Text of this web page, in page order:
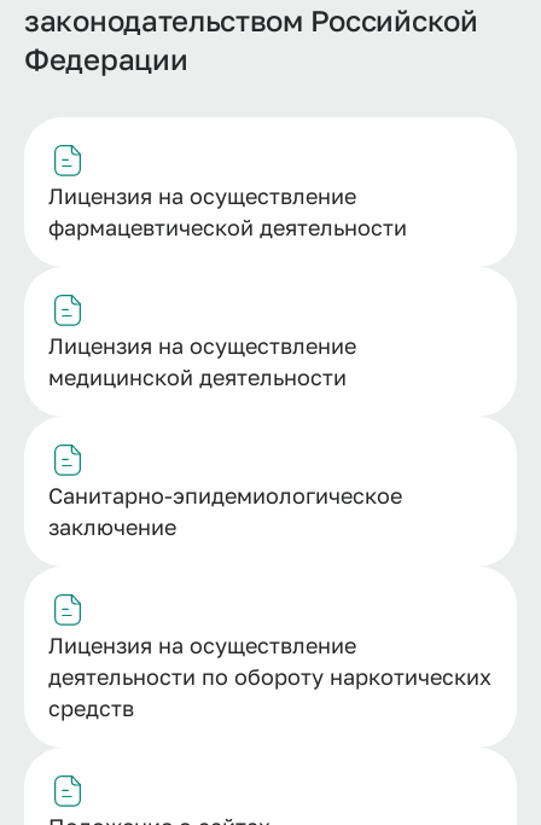
законодательством Российской
Федерации
Лицензия на осуществление
фармацевтической деятельности
Лицензия на осуществление
медицинской деятельности
Санитарно-эпидемиологическое
заключение
Лицензия на осуществление
деятельности по обороту наркотических
средств